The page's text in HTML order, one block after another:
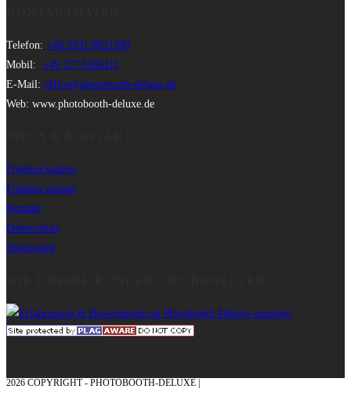
Telefon: +49 9331 8021990
Mobil: +49 177 6506111
E-Mail: office@photobooth-deluxe.de
Web: www.photobooth-deluxe.de
Fotobox kaufen
Fotobox mieten
Kontakt
Datenschutz
Impressum
2026 COPYRIGHT - PHOTOBOOTH-DELUXE |